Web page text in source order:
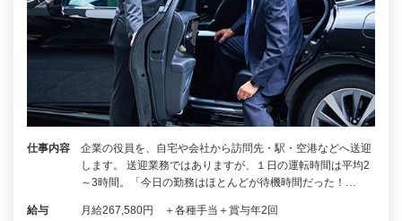
仕事内容
企業の役員を、自宅や会社から訪問先・駅・空港などへ送迎
します。 送迎業務ではありますが、１日の運転時間は平均2
～3時間。「今日の勤務はほとんどが待機時間だった！…
給与 月給267,580円 ＋各種手当＋賞与年2回